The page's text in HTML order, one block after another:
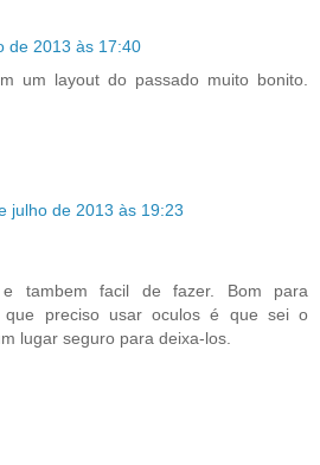
de 2013 às 17:40
um layout do passado muito bonito.
julho de 2013 às 19:23
tambem facil de fazer. Bom para
que preciso usar oculos é que sei o
lugar seguro para deixa-los.